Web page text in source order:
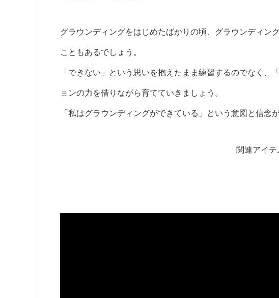
グラウンディングをはじめたばかりの頃、グラウンディン
こともあるでしょう。
「できない」という思いを抱えたまま練習するのでなく、
ョンの力を借りながら育てていきましょう。
「私はグラウンディングができている」という意図と信念
関連アイテ